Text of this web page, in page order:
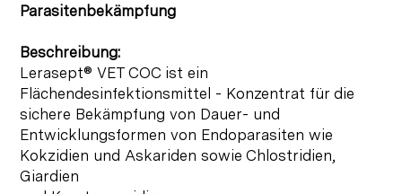
Parasitenbekämpfung
Beschreibung:
Lerasept® VET COC ist ein
Flächendesinfektionsmittel - Konzentrat für die
sichere Bekämpfung von Dauer- und
Entwicklungsformen von Endoparasiten wie
Kokzidien und Askariden sowie Chlostridien,
Giardien